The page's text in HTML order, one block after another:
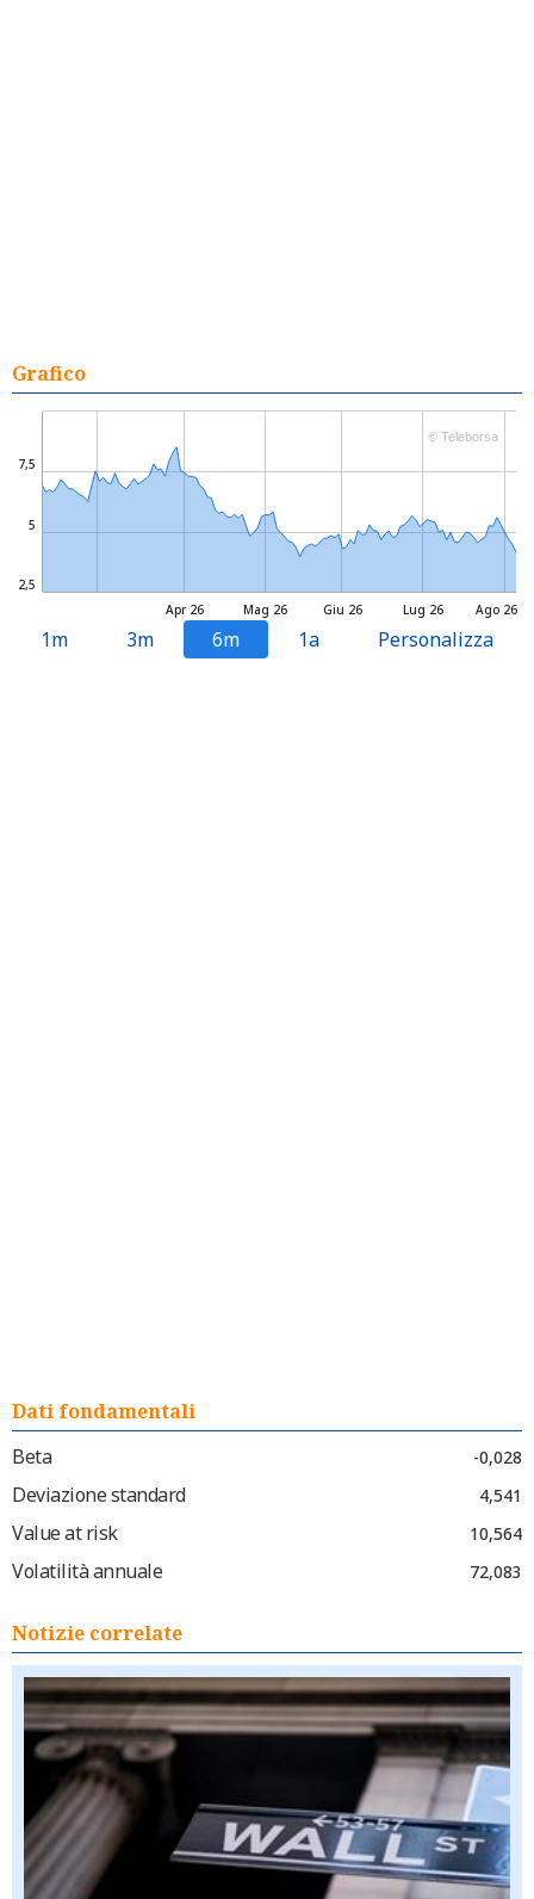
Grafico
Mag 26 Lug 26
Apr 26 Giu 26 Ago 26
2,5
5
7,5
© Teleborsa
1m 3m 6m 1a Personalizza
Dati fondamentali
Beta
-0,028
Deviazione standard 4,541
Value at risk 10,564
Volatilità annuale 72,083
Notizie correlate